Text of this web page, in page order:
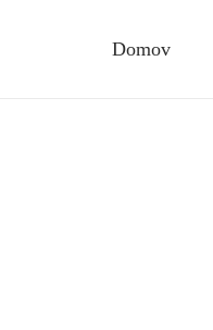
Domov